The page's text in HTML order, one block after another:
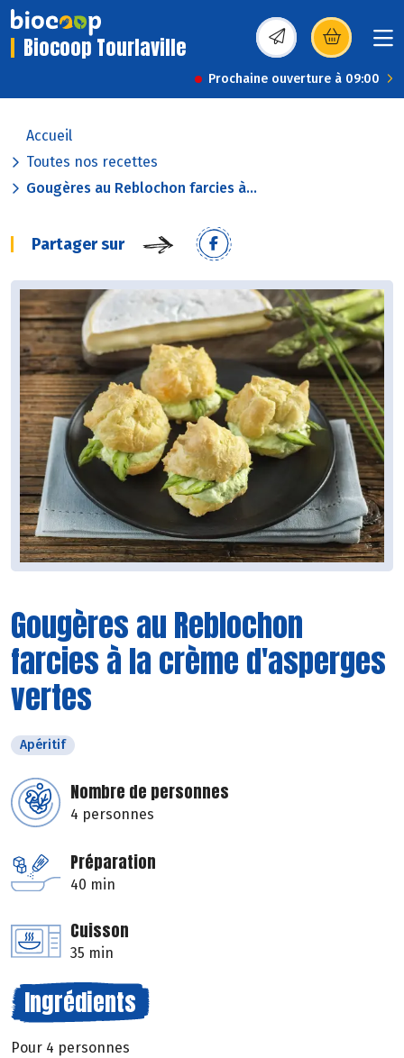
Biocoop Tourlaville (s’ouvre dans une
Prochaine ouverture à 09:00
Accueil
Toutes nos recettes
Gougères au Reblochon farcies à...
Partager sur
Gougères au Reblochon
farcies à la crème d'asperges
vertes
Apéritif
Nombre de personnes
4 personnes
Préparation
40 min
Cuisson
35 min
Ingrédients
Pour 4 personnes